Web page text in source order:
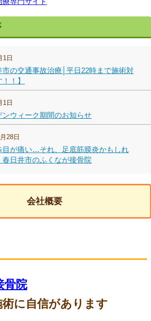
1日
市の交通事故治療│平日22時まで施術対
！】
1日
ンウィーク期間のお知らせ
28日
目が痛い…それ、足底筋膜炎かもしれ
春日井市のふくなが接骨院
会社概要